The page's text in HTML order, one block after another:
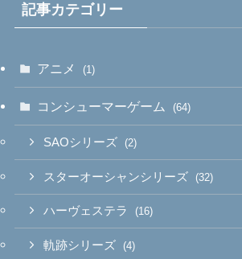
記事カテゴリー
アニメ (1)
コンシューマーゲーム (64)
SAOシリーズ (2)
スターオーシャンシリーズ (32)
ハーヴェステラ (16)
軌跡シリーズ (4)